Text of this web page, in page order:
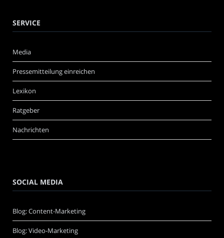
SERVICE
Media
Pressemitteilung einreichen
Lexikon
Ratgeber
Nachrichten
SOCIAL MEDIA
Blog: Content-Marketing
Blog: Video-Marketing